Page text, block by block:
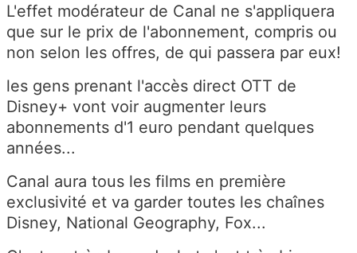
L'effet modérateur de Canal ne s'appliquera
que sur le prix de l'abonnement, compris ou
non selon les offres, de qui passera par eux!
les gens prenant l'accès direct OTT de
Disney+ vont voir augmenter leurs
abonnements d'1 euro pendant quelques
années...
Canal aura tous les films en première
exclusivité et va garder toutes les chaînes
Disney, National Geography, Fox...